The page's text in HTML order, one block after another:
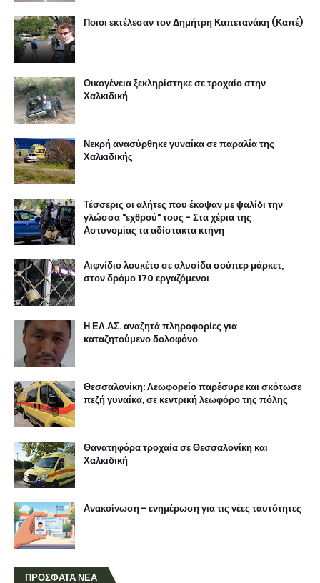
Ποιοι εκτέλεσαν τον Δημήτρη Καπετανάκη (Καπέ)
Οικογένεια ξεκληρίστηκε σε τροχαίο στην
Χαλκιδική
Νεκρή ανασύρθηκε γυναίκα σε παραλία της
Χαλκιδικής
Τέσσερις οι αλήτες που έκοψαν με ψαλίδι την
γλώσσα "εχθρού" τους - Στα χέρια της
Αστυνομίας τα αδίστακτα κτήνη
Αιφνίδιο λουκέτο σε αλυσίδα σούπερ μάρκετ,
στον δρόμο 170 εργαζόμενοι
Η ΕΛ.ΑΣ. αναζητά πληροφορίες για
καταζητούμενο δολοφόνο
Θεσσαλονίκη: Λεωφορείο παρέσυρε και σκότωσε
πεζή γυναίκα, σε κεντρική λεωφόρο της πόλης
Θανατηφόρα τροχαία σε Θεσσαλονίκη και
Χαλκιδική
Ανακοίνωση - ενημέρωση για τις νέες ταυτότητες
ΠΡΟΣΦΑΤΑ ΝΕΑ